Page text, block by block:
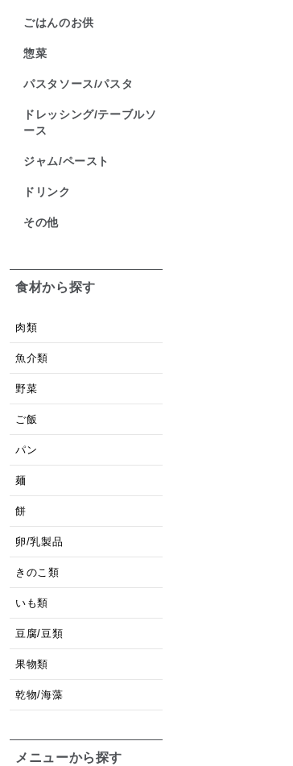
ごはんのお供
惣菜
パスタソース/パスタ
ドレッシング/テーブルソ
ース
ジャム/ペースト
ドリンク
その他
食材から探す
肉類
魚介類
野菜
ご飯
パン
麺
餅
卵/乳製品
きのこ類
いも類
豆腐/豆類
果物類
乾物/海藻
メニューから探す